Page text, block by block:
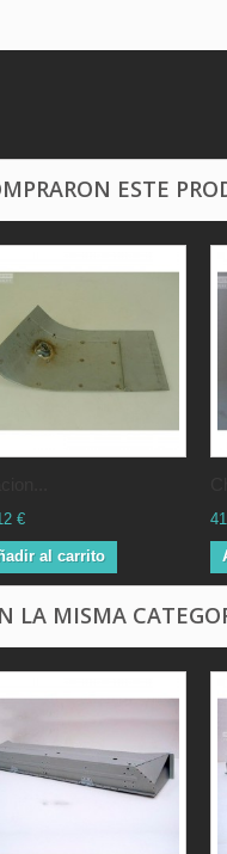
ESTE
€
al carrito
LA MISMA